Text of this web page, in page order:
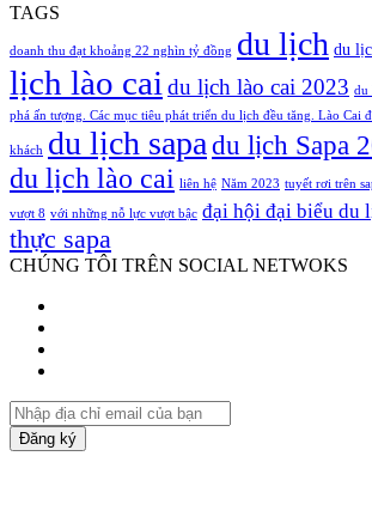
TAGS
doanh thu đạt khoảng 22 nghìn tỷ đồng du lịch du
lịch lào cai du lịch lào cai 2023 du
phá ấn tượng. Các mục tiêu phát triển du lịch đều tăng. Lào Cai
khách du lịch sapa du lịch Sapa
du lịch lào cai liên hệ Năm 2023 tuyết rơi trên
vượt 8 với những nỗ lực vượt bậc đại hội đại biểu du
thực sapa
CHÚNG TÔI TRÊN SOCIAL NETWOKS
Nhập
địa
chỉ